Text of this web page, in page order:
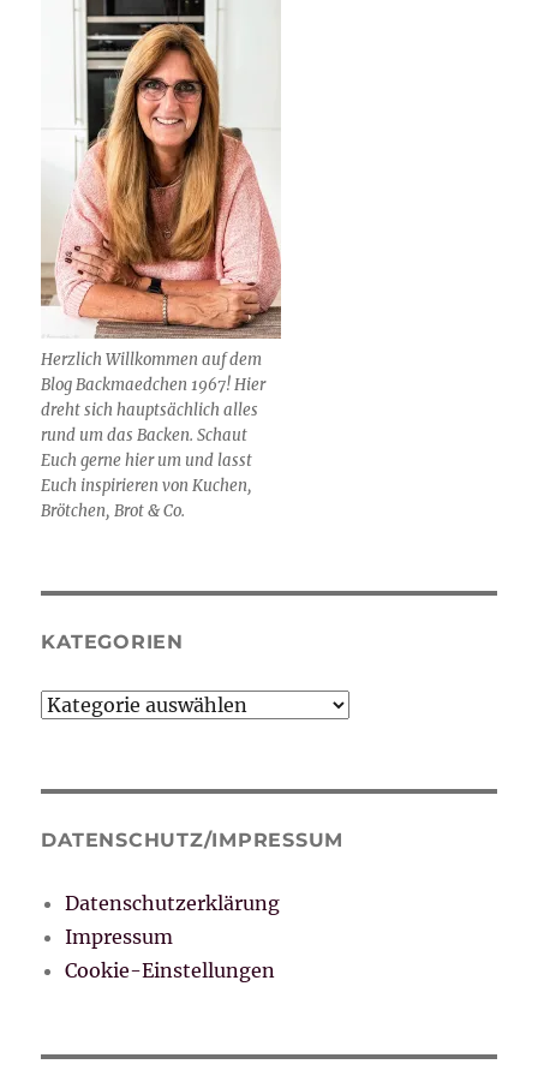
Herzlich Willkommen auf dem
Blog Backmaedchen 1967! Hier
dreht sich hauptsächlich alles
rund um das Backen. Schaut
Euch gerne hier um und lasst
Euch inspirieren von Kuchen,
Brötchen, Brot & Co.
KATEGORIEN
Kategorien
DATENSCHUTZ/IMPRESSUM
Datenschutzerklärung
Impressum
Cookie-Einstellungen